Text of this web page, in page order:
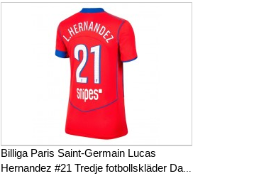
Billiga Paris Saint-Germain Lucas
Hernandez #21 Tredje fotbollskläder Dam